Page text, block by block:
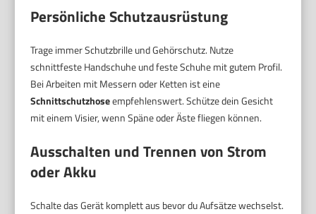
Persönliche Schutzausrüstung
Trage immer Schutzbrille und Gehörschutz. Nutze
schnittfeste Handschuhe und feste Schuhe mit gutem Profil.
Bei Arbeiten mit Messern oder Ketten ist eine
Schnittschutzhoseempfehlenswert. Schütze dein Gesicht
mit einem Visier, wenn Späne oder Äste fliegen können.
Ausschalten und Trennen von Strom
oder Akku
Schalte das Gerät komplett aus bevor du Aufsätze wechselst.